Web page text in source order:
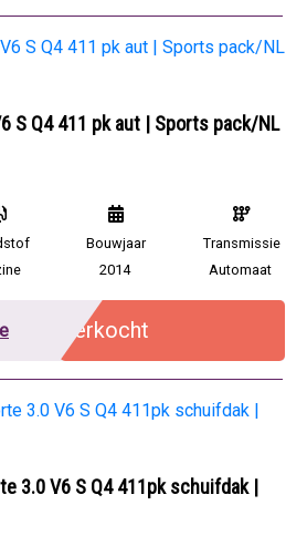
S Q4 411 pk aut | Sports pack/NL
Bouwjaar
2014
Transmissie
Automaat
Verkocht
3.0 V6 S Q4 411pk schuifdak |